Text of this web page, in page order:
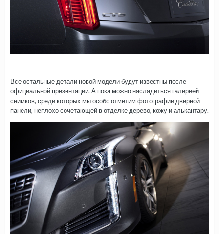
Все остальные детали новой модели будут известны после
официальной презентации. А пока можно насладиться галереей
снимков, среди которых мы особо отметим фотографии дверной
панели, неплохо сочетающей в отделке дерево, кожу и алькантару.